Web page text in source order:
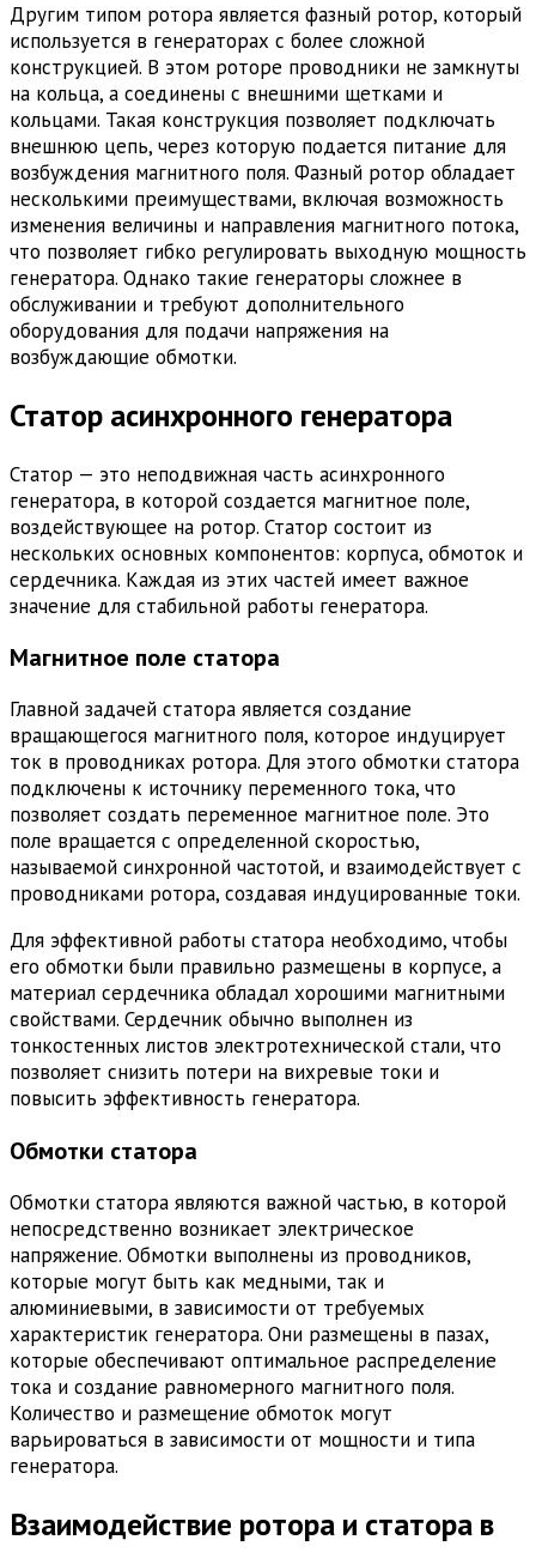
Другим типом ротора является фазный ротор, который
используется в генераторах с более сложной
конструкцией. В этом роторе проводники не замкнуты
на кольца, а соединены с внешними щетками и
кольцами. Такая конструкция позволяет подключать
внешнюю цепь, через которую подается питание для
возбуждения магнитного поля. Фазный ротор обладает
несколькими преимуществами, включая возможность
изменения величины и направления магнитного потока,
что позволяет гибко регулировать выходную мощность
генератора. Однако такие генераторы сложнее в
обслуживании и требуют дополнительного
оборудования для подачи напряжения на
возбуждающие обмотки.
Статор асинхронного генератора
Статор — это неподвижная часть асинхронного
генератора, в которой создается магнитное поле,
воздействующее на ротор. Статор состоит из
нескольких основных компонентов: корпуса, обмоток и
сердечника. Каждая из этих частей имеет важное
значение для стабильной работы генератора.
Магнитное поле статора
Главной задачей статора является создание
вращающегося магнитного поля, которое индуцирует
ток в проводниках ротора. Для этого обмотки статора
подключены к источнику переменного тока, что
позволяет создать переменное магнитное поле. Это
поле вращается с определенной скоростью,
называемой синхронной частотой, и взаимодействует с
проводниками ротора, создавая индуцированные токи.
Для эффективной работы статора необходимо, чтобы
его обмотки были правильно размещены в корпусе, а
материал сердечника обладал хорошими магнитными
свойствами. Сердечник обычно выполнен из
тонкостенных листов электротехнической стали, что
позволяет снизить потери на вихревые токи и
повысить эффективность генератора.
Обмотки статора
Обмотки статора являются важной частью, в которой
непосредственно возникает электрическое
напряжение. Обмотки выполнены из проводников,
которые могут быть как медными, так и
алюминиевыми, в зависимости от требуемых
характеристик генератора. Они размещены в пазах,
которые обеспечивают оптимальное распределение
тока и создание равномерного магнитного поля.
Количество и размещение обмоток могут
варьироваться в зависимости от мощности и типа
генератора.
Взаимодействие ротора и статора в